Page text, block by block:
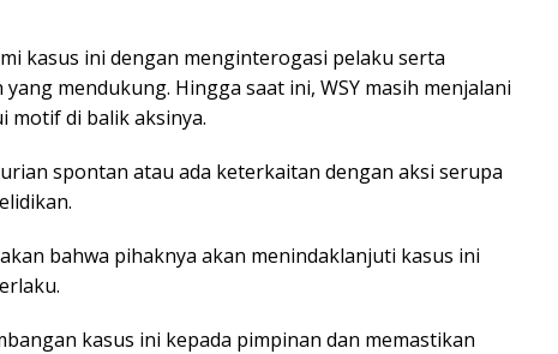
kasus ini dengan menginterogasi pelaku serta
mendukung. Hingga saat ini, WSY masih menjalani
motif di balik aksinya.
spontan atau ada keterkaitan dengan aksi serupa
bahwa pihaknya akan menindaklanjuti kasus ini
kasus ini kepada pimpinan dan memastikan